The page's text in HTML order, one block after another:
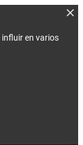
influir en varios